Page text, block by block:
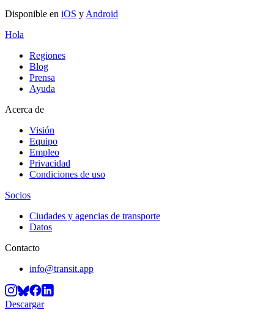
Disponible en iOS y Android
Hola
Regiones
Blog
Prensa
Ayuda
Acerca de
Visión
Equipo
Empleo
Privacidad
Condiciones de uso
Socios
Ciudades y agencias de transporte
Datos
Contacto
info@transit.app
Descargar